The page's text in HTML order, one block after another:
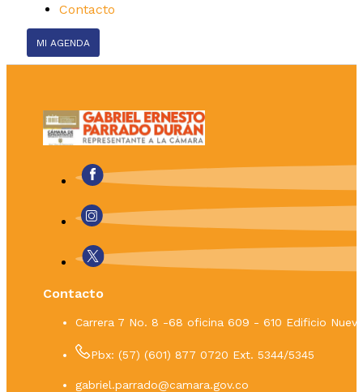
Contacto
MI AGENDA
Contacto
Carrera 7 No. 8 -68 oficina 609 - 610 Edificio
Pbx: (57) (601) 877 0720 Ext. 5344/5345
gabriel.parrado@camara.gov.co